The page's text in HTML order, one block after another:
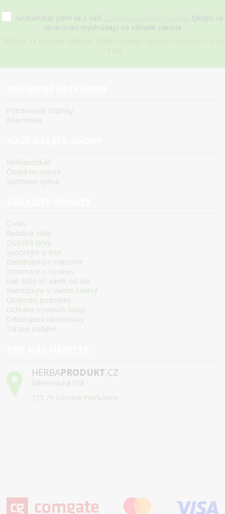
Seznámil(a) jsem se s vaší
, týkající se
zpracování mých údajů na základě zákona
Potravinové doplňky
Kosmetika
Herbaprodukt
Čínská receptura
Sportovní výživa
O nás
Redukce váhy
Důležité látky
Spočítejte si BMI
Distributorům nabízíme
Informace o cookies
nad 4000 Kč dárek od nás
Namíchejte si vlastní koktejl
Obchodní podmínky
Ochrana osobních údajů
Odstoupení od smlouvy
Zdravá snídaně
HERBAPRODUKT.CZ
Šilheřovická 558
725 29 Ostrava Petřkovice